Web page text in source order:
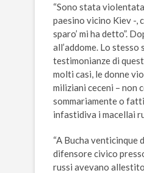
“Sono stata
paesino vicino Kiev -,
sparo’ mi ha detto”.
all’addome. Lo
testimonianze di
molti casi, le donne
miliziani ceceni – non
sommariamente o
infastidiva i macellai
“A Bucha
difensore civico
russi avevano